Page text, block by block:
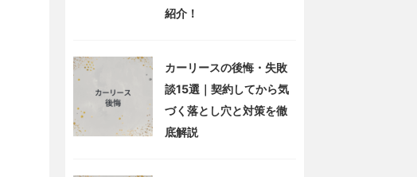
紹介！
カーリースの後悔・失敗
談15選｜契約してから気
づく落とし穴と対策を徹
底解説